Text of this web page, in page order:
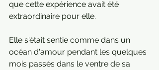
que cette expérience avait été
extraordinaire pour elle.
Elle s'était sentie comme dans un
océan d'amour pendant les quelques
mois passés dans le ventre de sa